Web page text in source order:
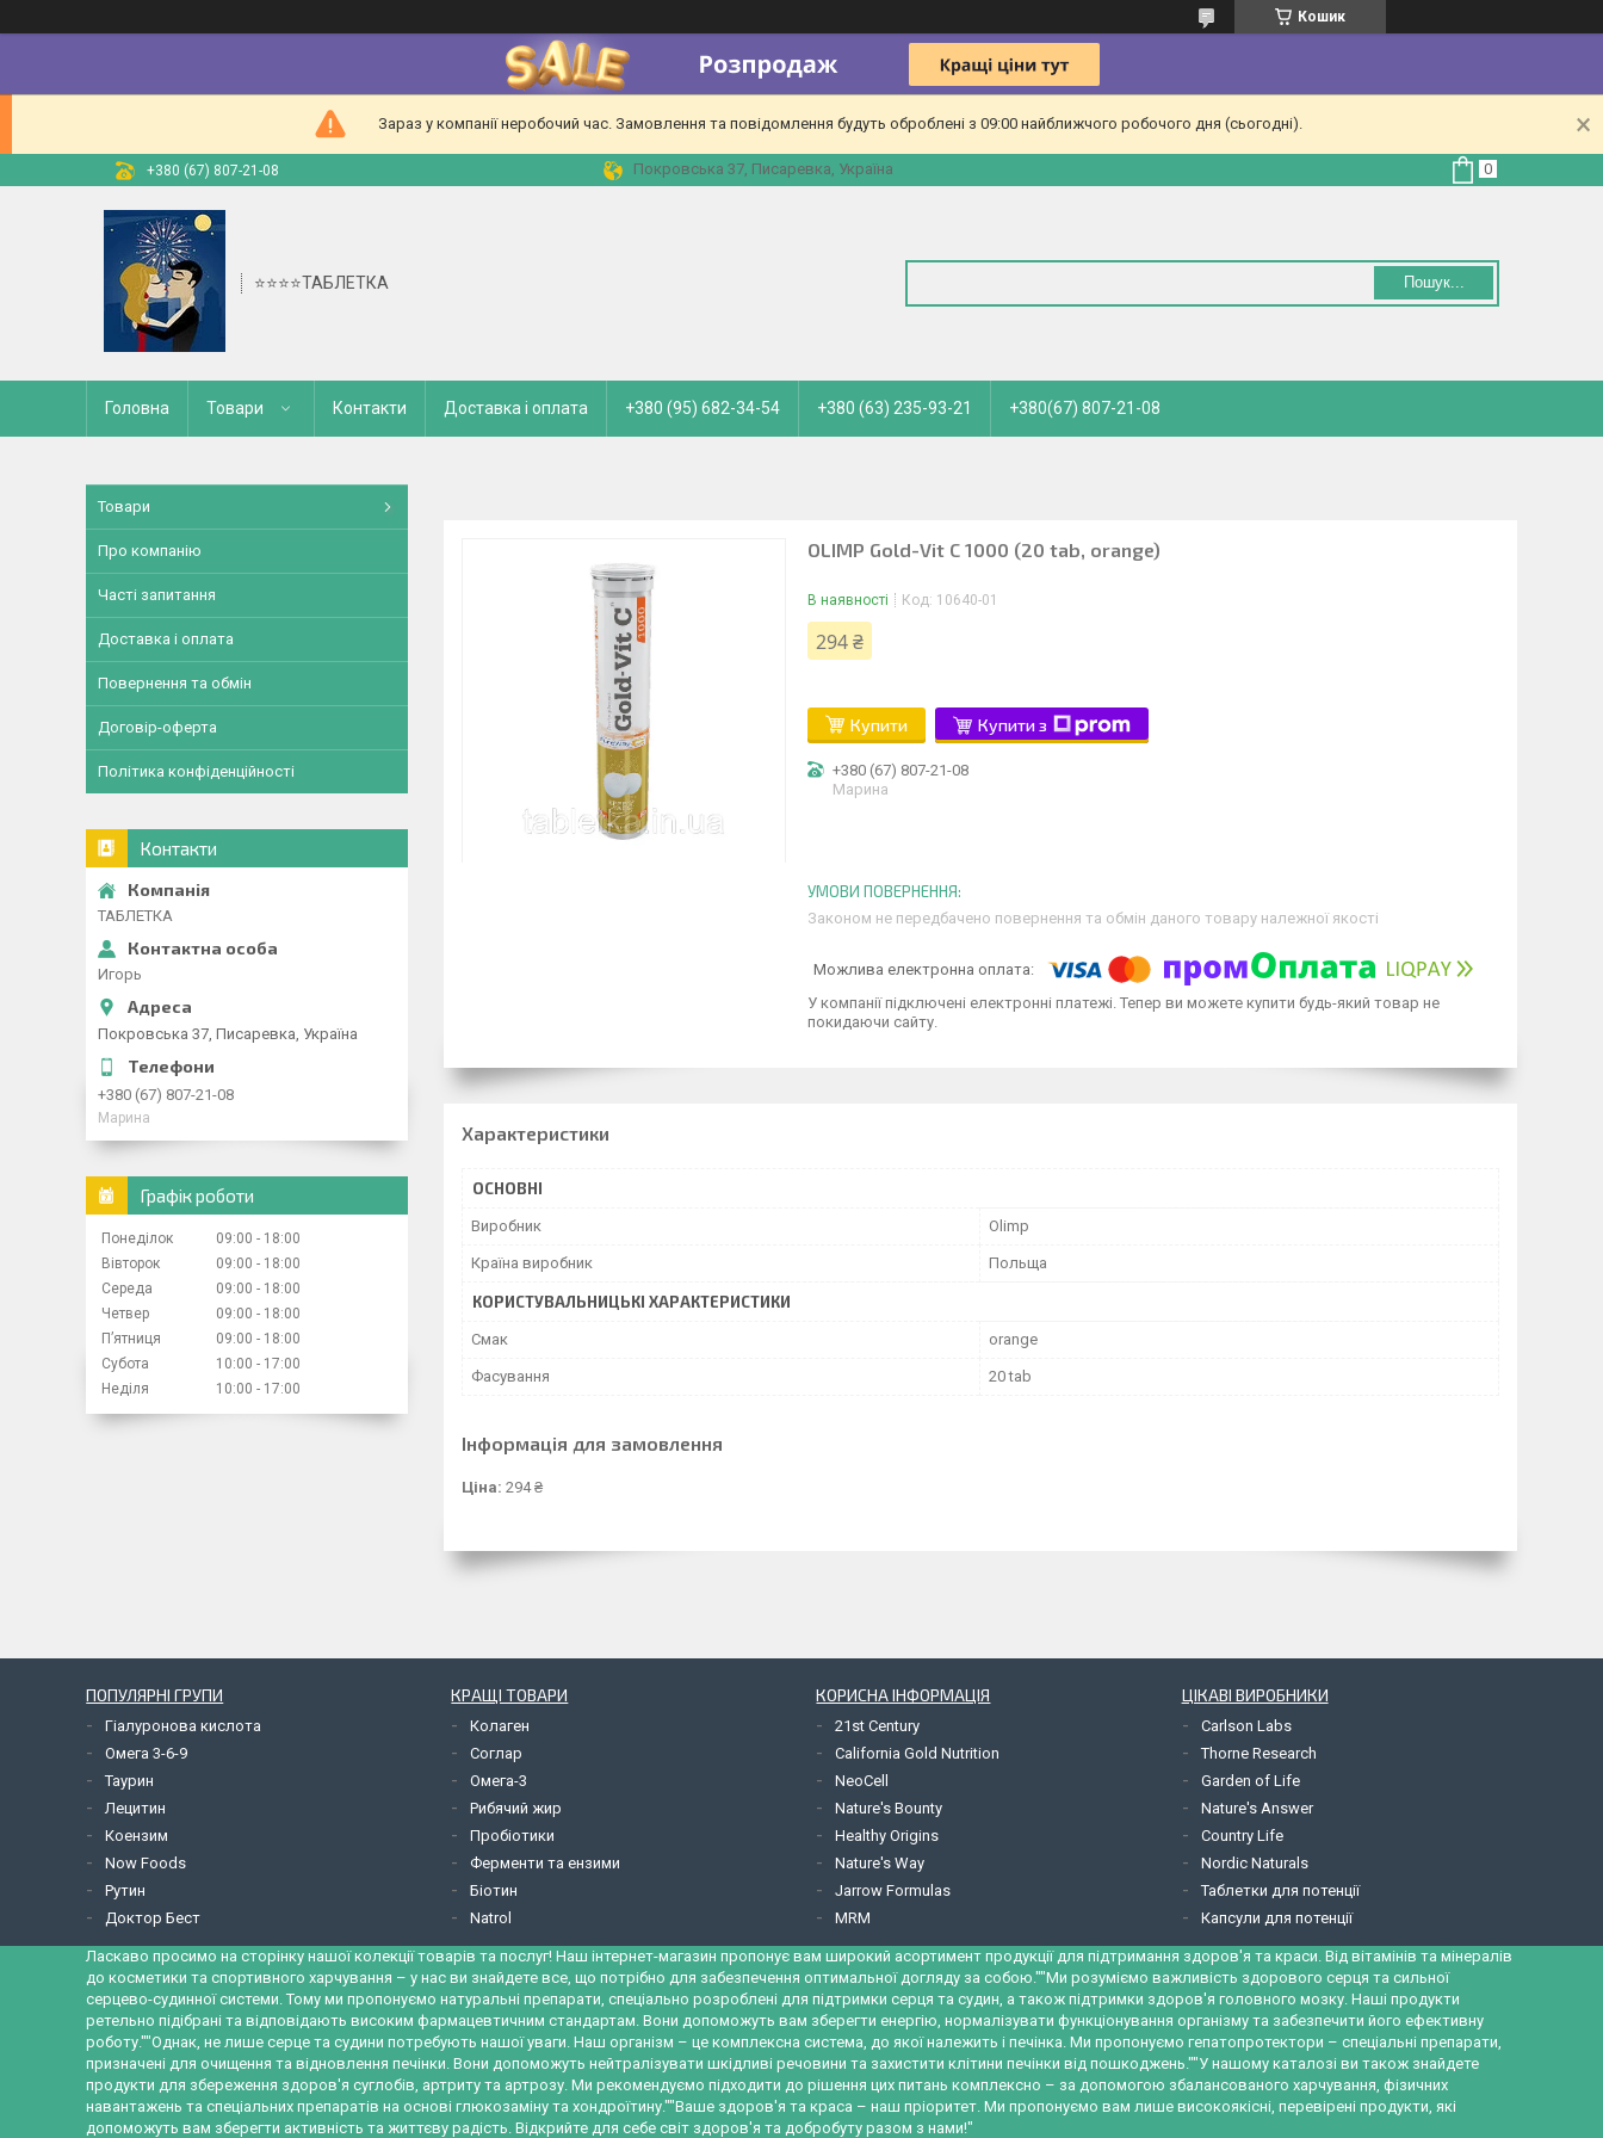
Кошик
Зараз у компанії неробочий час. Замовлення та повідомлення будуть оброблені з 09:00 найближчого робочого дня (сьогодні).
+380 (67) 807-21-08 Покровська 37, Писаревка, Україна
⭐⭐⭐⭐ТАБЛЕТКА Пошук...
Головна Товари Контакти Доставка і оплата +380 (95) 682-34-54 +380 (63) 235-93-21 +380(67) 807-21-08
OLIMP Gold-Vit C 1000 (20 tab, orange)
В наявності Код: 10640-01
294 ₴
Купити Купити з
+380 (67) 807-21-08
Марина
Законом не передбачено повернення та обмін даного товару належної якості
У компанії підключені електронні платежі. Тепер ви можете купити будь-який товар не
покидаючи сайту.
Характеристики
ОСНОВНІ
Виробник Olimp
Країна виробник Польща
КОРИСТУВАЛЬНИЦЬКІ ХАРАКТЕРИСТИКИ
Смак orange
Фасування 20 tab
Інформація для замовлення
Ціна: 294 ₴
Товари
Про компанію
Часті запитання
Доставка і оплата
Повернення та обмін
Договір-оферта
Політика конфіденційності
Контакти
ТАБЛЕТКА
Игорь
Покровська 37, Писаревка, Україна
+380 (67) 807-21-08
Марина
Графік роботи
Понеділок 09:00
18:00
Вівторок
09:00
18:00
Середа
09:00
18:00
Четвер
09:00
18:00
Пʼятниця
09:00
18:00
Субота
10:00
17:00
Неділя
10:00 17:00
ПОПУЛЯРНІ ГРУПИ
Гіалуронова кислота
Омега 3-6-9
Таурин
Лецитин
Коензим
Now Foods
Рутин
Доктор Бест
КРАЩІ ТОВАРИ
Колаген
Соглар
Омега-3
Рибячий жир
Пробіотики
Ферменти та ензими
Біотин
Natrol
КОРИСНА ІНФОРМАЦІЯ
21st Century
California Gold Nutrition
NeoCell
Nature's Bounty
Healthy Origins
Nature's Way
Jarrow Formulas
MRM
ЦІКАВІ ВИРОБНИКИ
Carlson Labs
Thorne Research
Garden of Life
Nature's Answer
Country Life
Nordic Naturals
Таблетки для потенції
Капсули для потенції
Ласкаво просимо на сторінку нашої колекції товарів та послуг! Наш інтернет-магазин пропонує вам широкий асортимент продукції для підтримання здоров'я та краси. Від вітамінів та мінералів
до косметики та спортивного харчування – у нас ви знайдете все, що потрібно для забезпечення оптимальної догляду за собою.""Ми розуміємо важливість здорового серця та сильної
серцево-судинної системи. Тому ми пропонуємо натуральні препарати, спеціально розроблені для підтримки серця та судин, а також підтримки здоров'я головного мозку. Наші продукти
ретельно підібрані та відповідають високим фармацевтичним стандартам. Вони допоможуть вам зберегти енергію, нормалізувати функціонування організму та забезпечити його ефективну
роботу.""Однак, не лише серце та судини потребують нашої уваги. Наш організм – це комплексна система, до якої належить і печінка. Ми пропонуємо гепатопротектори – спеціальні препарати,
призначені для очищення та відновлення печінки. Вони допоможуть нейтралізувати шкідливі речовини та захистити клітини печінки від пошкоджень.""У нашому каталозі ви також знайдете
продукти для збереження здоров'я суглобів, артриту та артрозу. Ми рекомендуємо підходити до рішення цих питань комплексно – за допомогою збалансованого харчування, фізичних
навантажень та спеціальних препаратів на основі глюкозаміну та хондроїтину.""Ваше здоров'я та краса – наш пріоритет. Ми пропонуємо вам лише високоякісні, перевірені продукти, які
допоможуть вам зберегти активність та життєву радість. Відкрийте для себе світ здоров'я та добробуту разом з нами!"